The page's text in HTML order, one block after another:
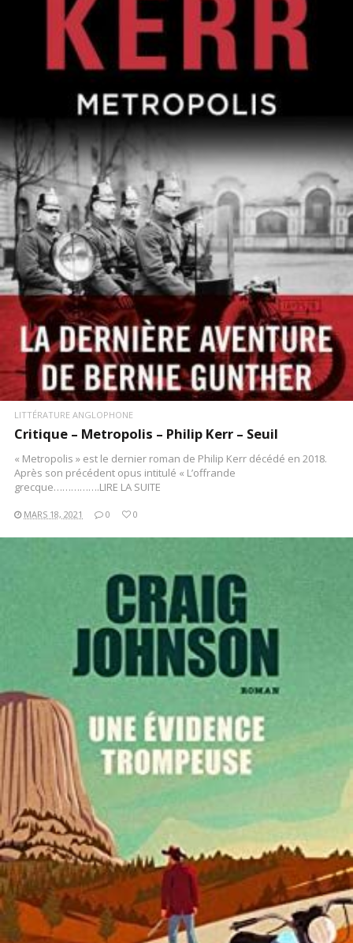
LIRE LA SUITE
LITTÉRATURE ANGLOPHONE
Critique – Metropolis – Philip Kerr – Seuil
« Metropolis » est le dernier roman de Philip Kerr décédé en 2018.
Après son précédent opus intitulé « L’offrande
grecque…………….LIRE LA SUITE
MARS 18, 2021 0 0
LIRE LA SUITE